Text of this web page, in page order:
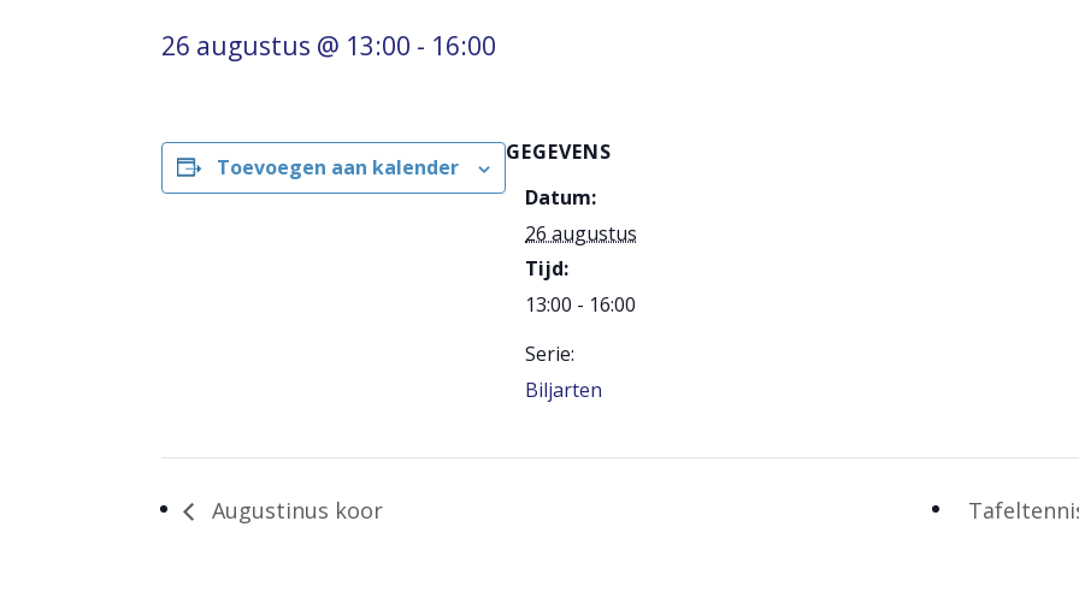
26 augustus @ 13:00 - 16:00
Toevoegen aan kalender
GEGEVENS
Datum:
26 augustus
Tijd:
13:00 - 16:00
Serie:
Biljarten
Augustinus koor